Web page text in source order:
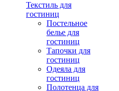
Текстиль для
гостиниц
Постельное
белье для
гостиниц
Тапочки для
гостиниц
Одеяла для
гостиниц
Полотенца для